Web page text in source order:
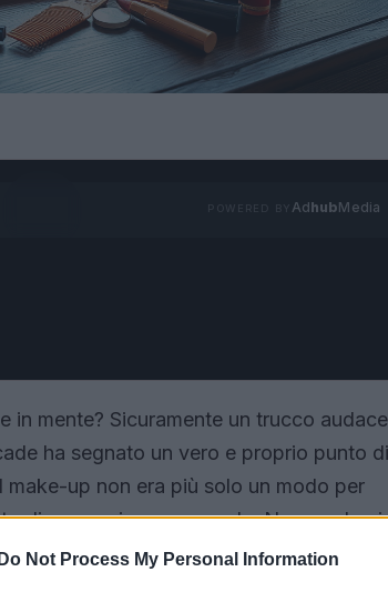
Do Not Process My Personal Information
AdhubMedia
in mente? Sicuramente un trucco
ha segnato un vero e proprio punto di
up non era più solo un modo per
di espressione personale. Non crederai
il trucco moderno e a quali icone abbiano